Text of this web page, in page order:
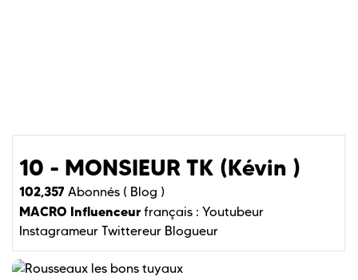
10 - MONSIEUR TK (Kévin )
102,357 Abonnés ( Blog )
MACRO Influenceur français : Youtubeur
Instagrameur Twittereur Blogueur